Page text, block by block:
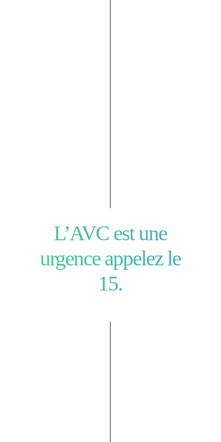
L’AVC est une
urgence appelez le
15.